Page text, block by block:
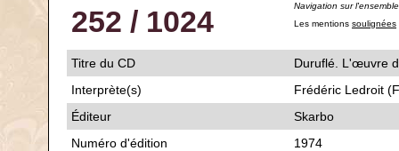
252 / 1024
Navigation sur
Les mentions soulignées
Titre du CD
Duruflé. L'œuvre
Interprète(s)
Frédéric Ledroit
Éditeur
Skarbo
Numéro d'édition
1974